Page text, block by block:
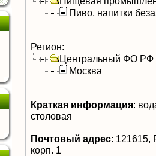
Пиво, напитки
Регион:
Центральный ФО РФ
Москва
Краткая информация:
столовая
Почтовый адрес: 121615,
корп. 1